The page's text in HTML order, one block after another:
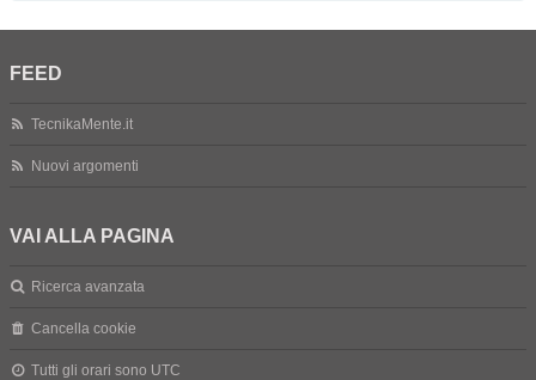
FEED
TecnikaMente.it
Nuovi argomenti
VAI ALLA PAGINA
Ricerca avanzata
Cancella cookie
Tutti gli orari sono UTC